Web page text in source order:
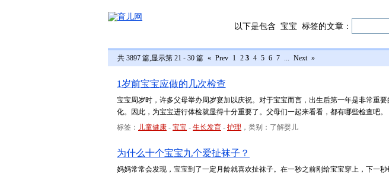
以下是包含 宝宝 标签的文章：
共 3897 篇,显示第 21 - 30 篇 « Prev 1 2 3 4 5 6 7 ... Next »
1岁前宝宝应做的几次检查
宝宝周岁时，许多父母举办周岁宴加以庆祝。对于宝宝而言，出生后第一年是非常重
化。因此，为宝宝进行体检就显得十分重要了。父母们一起来看看，都有哪些检查吧。
标签： 儿童健康 - 宝宝 - 生长发育 - 护理 ，类别：了解婴儿
为什么十个宝宝九个爱扯袜子？
妈妈常常会发现，宝宝到了一定月龄就喜欢扯袜子。在一秒之前刚给宝宝穿上，下一